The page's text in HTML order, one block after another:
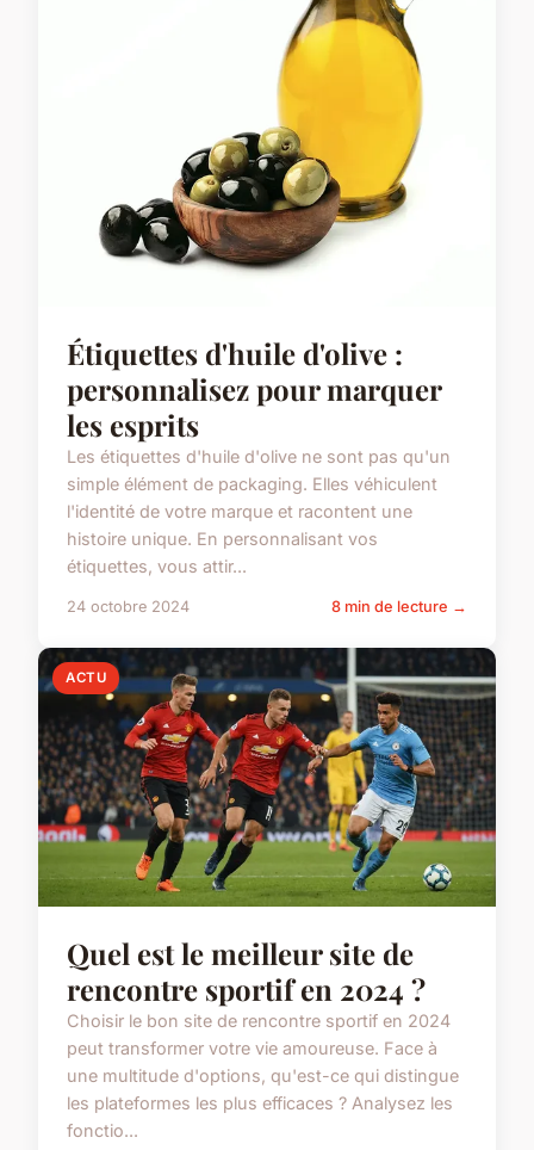
Étiquettes d'huile d'olive :
personnalisez pour marquer
les esprits
Les étiquettes d'huile d'olive ne sont pas qu'un
simple élément de packaging. Elles véhiculent
l'identité de votre marque et racontent une
histoire unique. En personnalisant vos
étiquettes, vous attir...
24 octobre 2024 8 min de lecture →
ACTU
Quel est le meilleur site de
rencontre sportif en 2024 ?
Choisir le bon site de rencontre sportif en 2024
peut transformer votre vie amoureuse. Face à
une multitude d'options, qu'est-ce qui distingue
les plateformes les plus efficaces ? Analysez les
fonctio...